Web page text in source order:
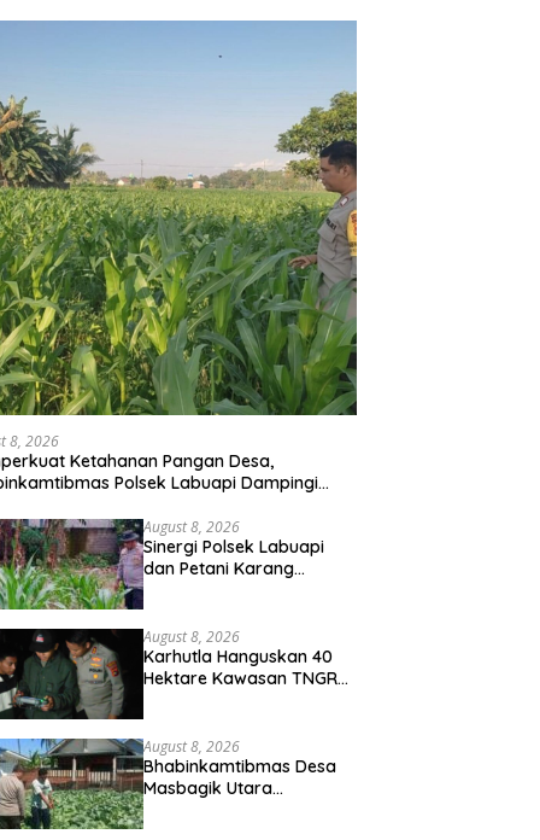
8, 2026
Ketahanan Pangan Desa,
Polsek Labuapi Dampingi
August 8, 2026
Sinergi Polsek Labuapi
dan Petani Karang
Nasional
August 8, 2026
Karhutla Hanguskan 40
Hektare Kawasan TNGR
Padamkan Api
August 8, 2026
Bhabinkamtibmas Desa
Masbagik Utara